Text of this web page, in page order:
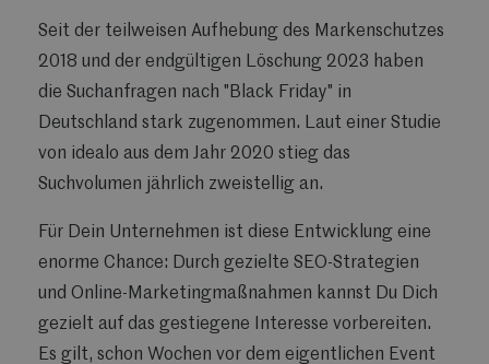
Seit der teilweisen Aufhebung des Markenschutzes
2018 und der endgültigen Löschung 2023 haben
die Suchanfragen nach "Black Friday" in
Deutschland stark zugenommen. Laut einer Studie
von idealo aus dem Jahr 2020 stieg das
Suchvolumen jährlich zweistellig an.
Für Dein Unternehmen ist diese Entwicklung eine
enorme Chance: Durch gezielte SEO-Strategien
und Online-Marketingmaßnahmen kannst Du Dich
gezielt auf das gestiegene Interesse vorbereiten.
Es gilt, schon Wochen vor dem eigentlichen Event